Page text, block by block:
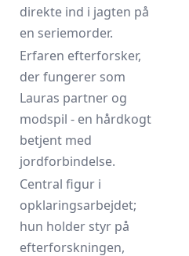
direkte ind i jagten på
en seriemorder.
Erfaren efterforsker,
der fungerer som
Lauras partner og
modspil - en hårdkogt
betjent med
jordforbindelse.
Central figur i
opklaringsarbejdet;
hun holder styr på
efterforskningen,